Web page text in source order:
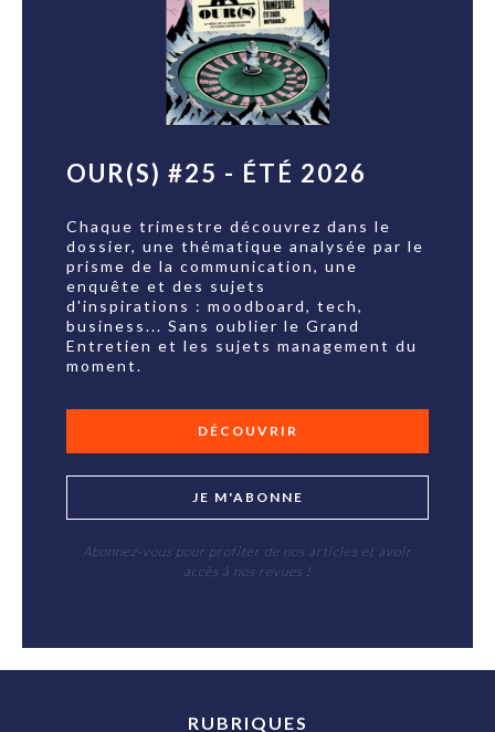
OUR(S) #25 - ÉTÉ 2026
Chaque trimestre découvrez dans le
dossier, une thématique analysée par le
prisme de la communication, une
enquête et des sujets
d'inspirations : moodboard, tech,
business... Sans oublier le Grand
Entretien et les sujets management du
moment.
DÉCOUVRIR
JE M'ABONNE
Abonnez-vous pour profiter de nos articles et avoir
accès à nos revues !
RUBRIQUES